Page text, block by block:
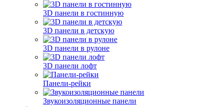
3D панели в гостинную
3D панели в детскую
3D панели в рулоне
3D панели лофт
Панели-рейки
Звукоизоляционные панели